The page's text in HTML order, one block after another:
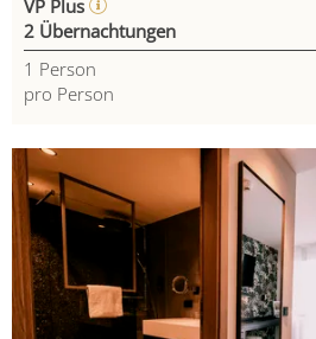
VP Plus
2 Übernachtungen
1 Person
pro Person